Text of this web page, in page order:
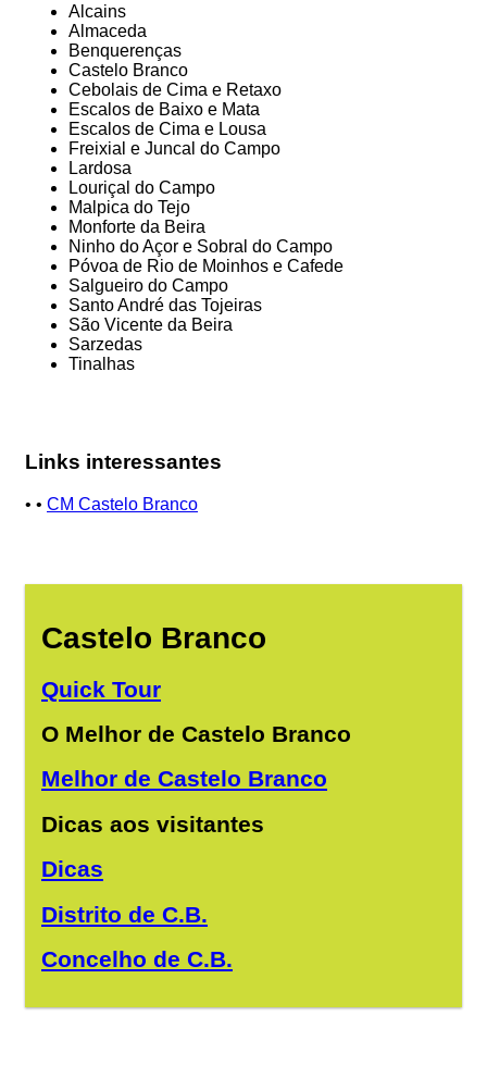
Alcains
Almaceda
Benquerenças
Castelo Branco
Cebolais de Cima e Retaxo
Escalos de Baixo e Mata
Escalos de Cima e Lousa
Freixial e Juncal do Campo
Lardosa
Louriçal do Campo
Malpica do Tejo
Monforte da Beira
Ninho do Açor e Sobral do Campo
Póvoa de Rio de Moinhos e Cafede
Salgueiro do Campo
Santo André das Tojeiras
São Vicente da Beira
Sarzedas
Tinalhas
Links interessantes
• • CM Castelo Branco
Castelo Branco
Quick Tour
O Melhor de Castelo Branco
Melhor de Castelo Branco
Dicas aos visitantes
Dicas
Distrito de C.B.
Concelho de C.B.